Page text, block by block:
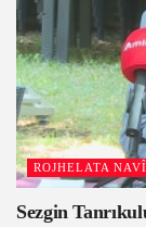
ROJHELATA
Sezgin